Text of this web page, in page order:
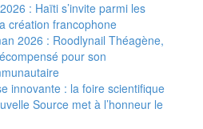
: Haïti s’invite parmi les
création francophone
2026 : Roodlynail Théagène,
pour son
innovante : la foire scientifique
Source met à l’honneur le